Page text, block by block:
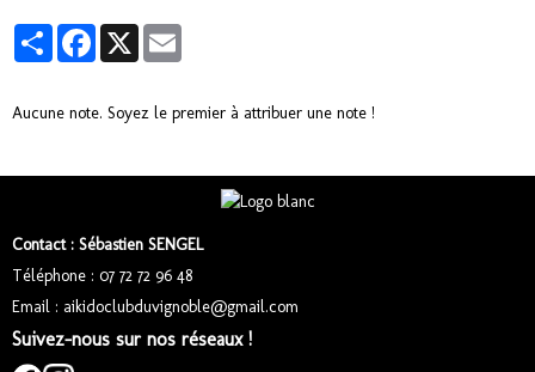
PartagerFacebook
X
Aucune note. Soyez le premier à attribuer une note !
Contact : Sébastien SENGEL
Téléphone : 07 72 72 96 48
Email : aikidoclubduvignoble@gmail.com
Suivez-nous sur nos réseaux !